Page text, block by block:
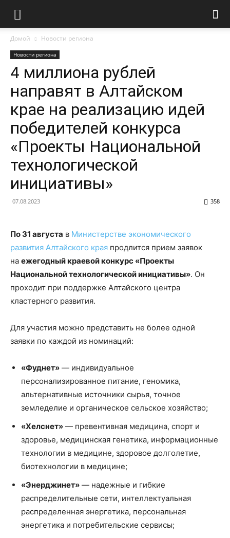
Домой Новости региона
Новости региона
4 миллиона рублей
направят в Алтайском
крае на реализацию идей
победителей конкурса
«Проекты Национальной
технологической
инициативы»
07.08.2023 358
По 31 августа в Министерстве экономического
развития Алтайского края продлится прием заявок
на ежегодный краевой конкурс «Проекты
Национальной технологической инициативы». Он
проходит при поддержке Алтайского центра
кластерного развития.
Для участия можно представить не более одной
заявки по каждой из номинаций:
«Фуднет» — индивидуальное
персонализированное питание, геномика,
альтернативные источники сырья, точное
земледелие и органическое сельское хозяйство;
«Хелснет» — превентивная медицина, спорт и
здоровье, медицинская генетика, информационные
технологии в медицине, здоровое долголетие,
биотехнологии в медицине;
«Энерджинет» — надежные и гибкие
распределительные сети, интеллектуальная
распределенная энергетика, персональная
энергетика и потребительские сервисы;